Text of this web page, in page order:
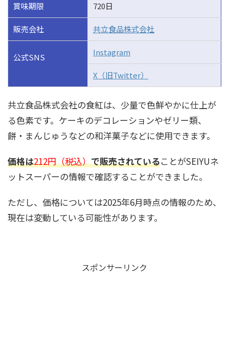
賞味期限 720日
販売会社 共立食品株式会社
公式SNS Instagram
X（旧Twitter）
共立食品株式会社の食紅は、少量で色鮮やかに仕上が
る色素です。ケーキのデコレーションやゼリー類、
餅・まんじゅうなどの和洋菓子などに使用できます。
価格は212円（税込）で販売されていることがSEIYUネ
ットスーパーの情報で確認することができました。
ただし、価格については2025年6月時点の情報のため、
現在は変動している可能性があります。
スポンサーリンク